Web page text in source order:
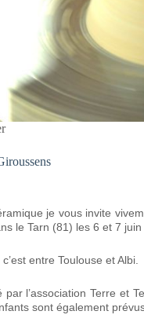
je vous invite
le Tarn (81) les 6 et 7 juin
entre Toulouse et Albi.
l’association Terre et
sont également